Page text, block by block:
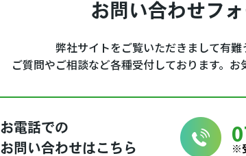
お問い合わせフ
弊社サイトをご覧いただきまして有難
ご質問やご相談など各種受付しております。 お
お電話での
お問い合わせはこちら
※